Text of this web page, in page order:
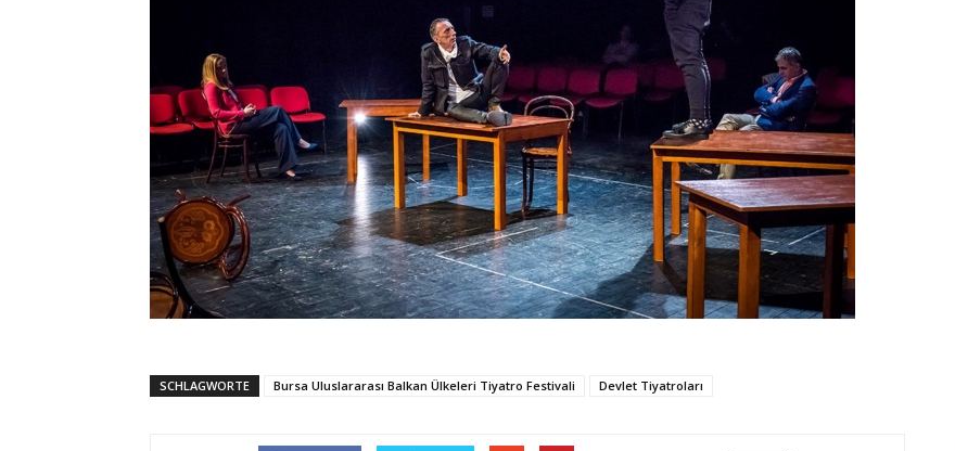
SCHLAGWORTE Bursa Uluslararası Balkan Ülkeleri Tiyatro Festivali Devlet Tiyatroları